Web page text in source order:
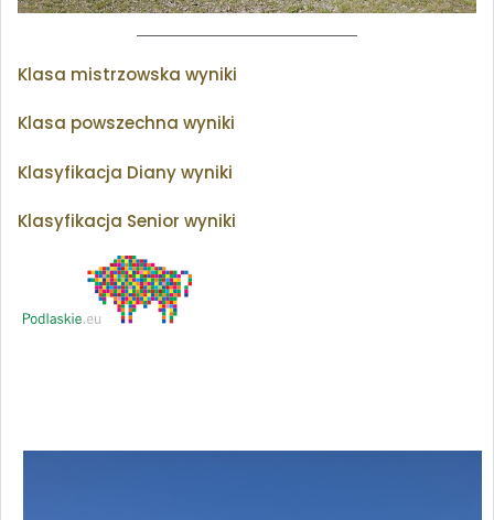
Klasa mistrzowska wyniki
Klasa powszechna wyniki
Klasyfikacja Diany wyniki
Klasyfikacja Senior wyniki